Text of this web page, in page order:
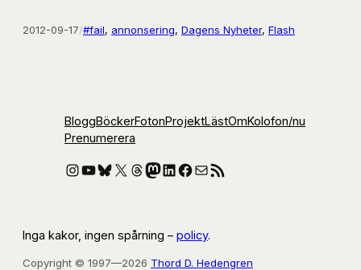
2012-09-17/#fail, annonsering, Dagens Nyheter, Flash
BloggBöckerFotonProjektLästOmKolofon/nu
Prenumerera
Instagram
YouTube
Bluesky
X Threads
Mastodon
LinkedIn
Facebook
E-postRSS-flöde
Inga kakor, ingen spårning – policy.
Copyright © 1997—2026 Thord D. Hedengren